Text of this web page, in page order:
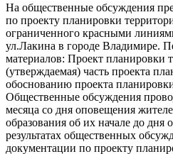
На общественные обсуждения
по проекту планировки
ограниченного красными
ул.Лакина в городе Владимире.
материалов: Проект планировки
(утверждаемая) часть проекта
обоснованию проекта
Общественные обсуждения
месяца со дня оповещения
образования об их начале до дня
результатах общественных
документации по проекту